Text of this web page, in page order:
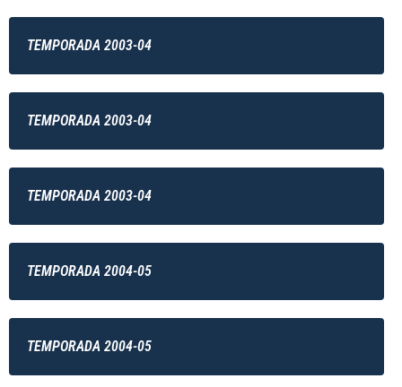
TEMPORADA 2003-04
TEMPORADA 2003-04
TEMPORADA 2003-04
TEMPORADA 2004-05
TEMPORADA 2004-05